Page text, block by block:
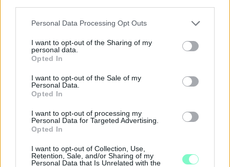
Please note that this website/app uses one or more Google
not limited to your visit or usage behaviour. You may click to
grant or deny consent to Google and its third-party tags to
use your data for below specified purposes in below Google
consent section.
Personal Data Processing Opt Outs
I want to opt-out of the Sharing of my
personal data.
Opted In
I want to opt-out of the Sale of my
Personal Data.
Opted In
I want to opt-out of processing my
Personal Data for Targeted Advertising.
Opted In
I want to opt-out of Collection, Use,
Retention, Sale, and/or Sharing of my
Personal Data that Is Unrelated with the
ÁTADJÁK A MEGÚJULT ERZSÉBET LIGETI
KRESZ-PARKOT GYŐRBEN – CSALÁDI
PROGRAMOKKAL ÜNNEPLIK A FELÚJÍTÁST
Ügyességi versenyek, KRESZ-kvíz, ingyenes kerékpár- és e-
Szólj hozzá!